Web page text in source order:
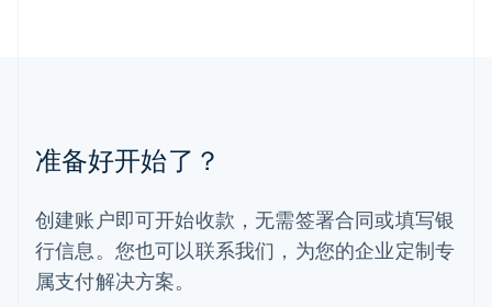
准备好开始了？
创建账户即可开始收款，无需签署合同或填写银
行信息。您也可以联系我们，为您的企业定制专
属支付解决方案。
挪威
葡萄牙
Português English
日本
日本語English
瑞典